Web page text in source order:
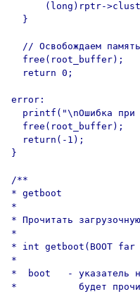
(long)rptr-
  }
  // Освобождаем память
  free(root_buffer);
  return 0;
error:
printf("\nОшибка при
  free(root_buffer);
  return(-1);
}
/**
* getboot
*
* Прочитать
*
* int getboot(BOOT
*
*  boot   - указатель
*           будет